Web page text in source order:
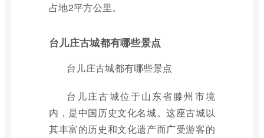
占地2平方公里。
台儿庄古城都有哪些景点
台儿庄古城都有哪些景点
台儿庄古城位于山东省滕州市境
内，是中国历史文化名城。这座古城以
其丰富的历史和文化遗产而广受游客的